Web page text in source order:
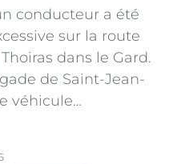
conducteur a été
sur la route
dans le Gard.
de Saint-Jean-
véhicule…